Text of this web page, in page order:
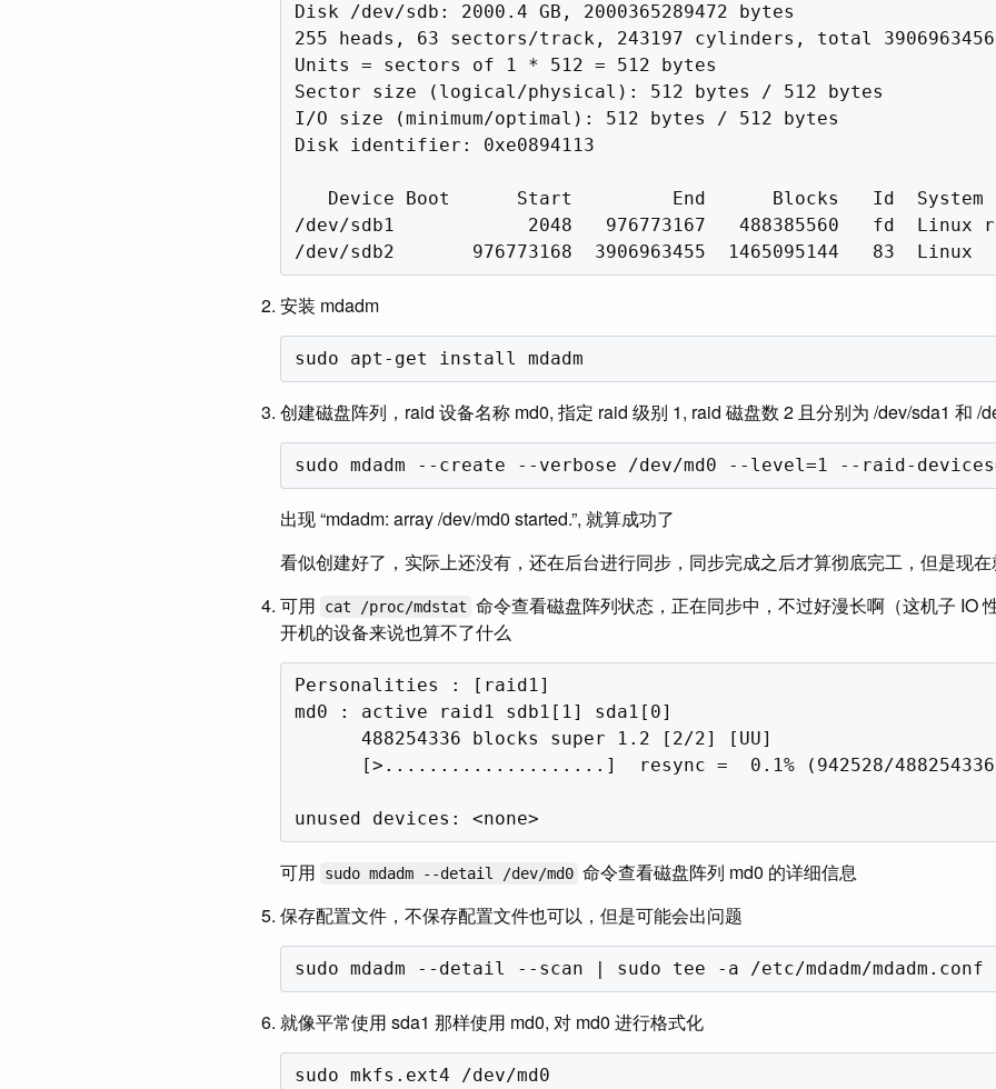
Disk /dev/sdb: 2000.4 GB, 2000365289472 bytes
255 heads, 63 sectors/track, 243197 cylinders, total
Units = sectors of 1 * 512 = 512 bytes
Sector size (logical/physical): 512 bytes / 512 bytes
I/O size (minimum/optimal): 512 bytes / 512 bytes
Disk identifier: 0xe0894113
   Device Boot      Start         End      Blocks   Id  System
/dev/sdb1            2048   976773167   488385560   fd  Linux
安装 mdadm
创建磁盘阵列，raid 设备名称 md0, 指定 raid 级别 1, raid 磁盘数 2 且分别为 /dev/sda1 和 /
出现 “mdadm: array /dev/md0 started.”, 就算成功了
看似创建好了，实际上还没有，还在后台进行同步，同步完成之后才算彻底完工，但是现
可用
cat /proc/mdstat 命令查看磁盘阵列状态，正在同步中，不过好漫长啊（这机子 IO
开机的设备来说也算不了什么
Personalities : [raid1]
md0 : active raid1 sdb1[1] sda1[0]
      488254336 blocks super 1.2 [2/2] [UU]
[>....................]  resync =  0.1% (942528/
可用 sudo mdadm --detail /dev/md0 命令查看磁盘阵列 md0 的详细信息
保存配置文件，不保存配置文件也可以，但是可能会出问题
就像平常使用 sda1 那样使用 md0, 对 md0 进行格式化